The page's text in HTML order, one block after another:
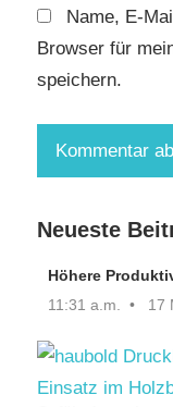
Name, E-
Browser für
speichern.
Neueste
Höhere
11:31 a.m.
17